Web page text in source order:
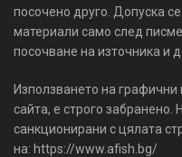
посочено друго. Допуска
материали само след
посочване на източника и
Използването на
сайта, е строго
санкционирани с цялата
на: https://www.afish.bg/